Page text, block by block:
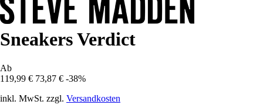
Sneakers Verdict
Ab
119,99 € 73,87 € -38%
inkl. MwSt. zzgl. Versandkosten